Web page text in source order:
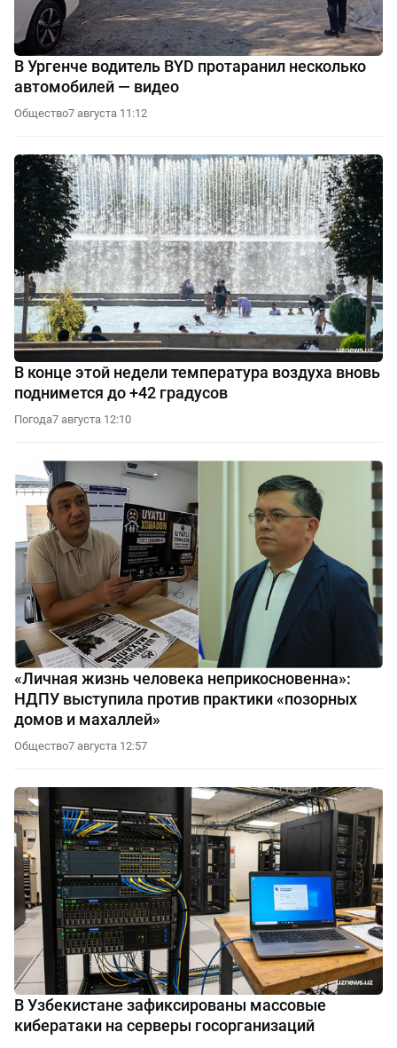
В Ургенче водитель BYD протаранил несколько
автомобилей — видео
Общество7 августа 11:12
В конце этой недели температура воздуха вновь
поднимется до +42 градусов
Погода7 августа 12:10
«Личная жизнь человека неприкосновенна»:
НДПУ выступила против практики «позорных
домов и махаллей»
Общество7 августа 12:57
В Узбекистане зафиксированы массовые
кибератаки на серверы госорганизаций